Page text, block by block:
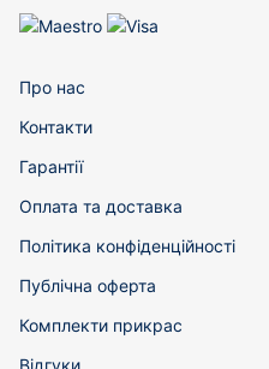
Про нас
Контакти
Гарантії
Оплата та доставка
Політика конфіденційності
Публічна оферта
Комплекти прикрас
Відгуки